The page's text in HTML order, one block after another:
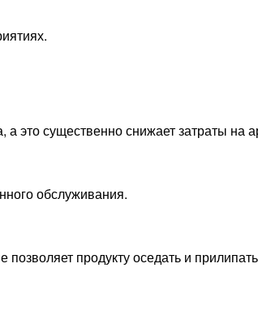
это существенно снижает затраты на
обслуживания.
продукту оседать и